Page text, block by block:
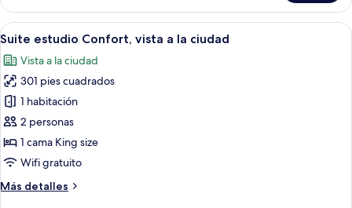
cuádruple
superior,
vista
la
ciudad
Abrir
todas
las
fotos
de
Suite
estudio
Confort,
a
Una habitación de hotel moderna
6
Suite estudio Confort, vista a la ciudad
Vista a la ciudad
301 pies cuadrados
1 habitación
2 personas
1 cama King size
Wifi gratuito
Más detalles
Más